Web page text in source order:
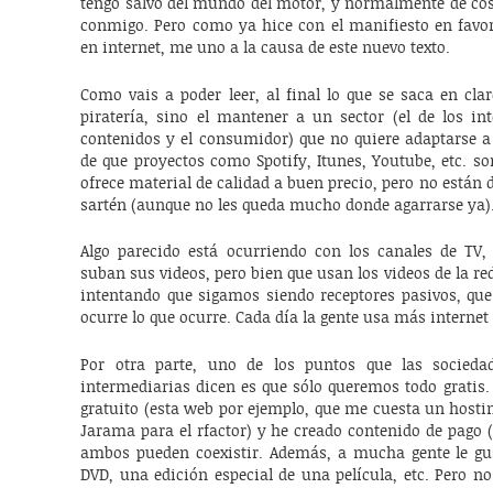
tengo salvo del mundo del motor, y normalmente de
conmigo. Pero como ya hice con el manifiesto en
en internet, me uno a la causa de este nuevo texto.
Como vais a poder leer, al final lo que se saca en
piratería, sino el mantener a un sector (el de los
contenidos y el consumidor) que no quiere adaptarse
de que proyectos como Spotify, Itunes, Youtube, etc.
ofrece material de calidad a buen precio, pero no están
sartén (aunque no les queda mucho donde agarrarse
Algo parecido está ocurriendo con los canales de
suban sus videos, pero bien que usan los videos de la
intentando que sigamos siendo receptores pasivos,
ocurre lo que ocurre. Cada día la gente usa más internet
Por otra parte, uno de los puntos que las
intermediarias dicen es que sólo queremos todo
gratuito (esta web por ejemplo, que me cuesta un
Jarama para el rfactor) y he creado contenido de
ambos pueden coexistir. Además, a mucha gente le
DVD, una edición especial de una película, etc. Pero